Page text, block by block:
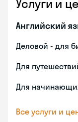
Услуги и
Английский
Деловой - для
Для
Для
Все услуги и